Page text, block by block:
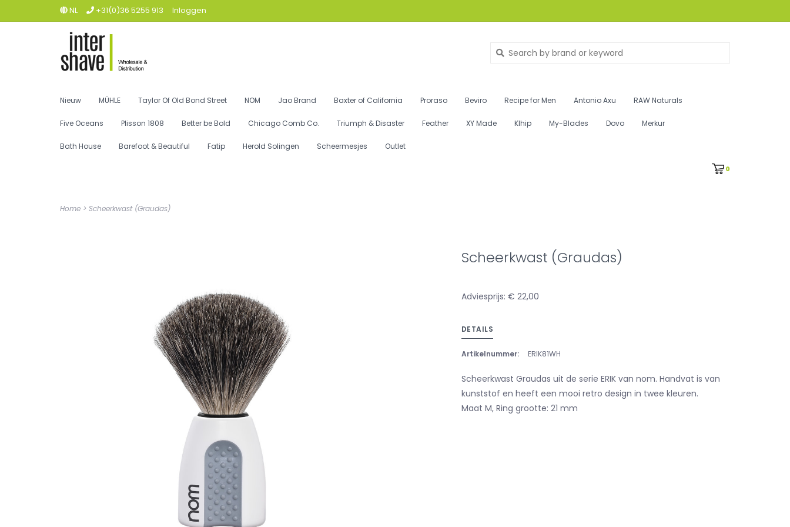
NL +31(0)36 5255 913 Inloggen
Nieuw MÜHLE Taylor Of Old Bond Street NOM Jao Brand Baxter of California Proraso Beviro Recipe for Men Antonio Axu RAW Naturals
Five Oceans Plisson 1808 Better be Bold Chicago Comb Co. Triumph & Disaster Feather XY Made Klhip My-Blades Dovo Merkur
Bath House Barefoot & Beautiful Fatip Herold Solingen Scheermesjes Outlet
0
Home > Scheerkwast (Graudas)
Scheerkwast (Graudas)
Adviesprijs: € 22,00
DETAILS
Artikelnummer: ERIK81WH
Scheerkwast Graudas uit de serie ERIK van nom. Handvat is van
kunststof en heeft een mooi retro design in twee kleuren.
Maat M, Ring grootte: 21 mm